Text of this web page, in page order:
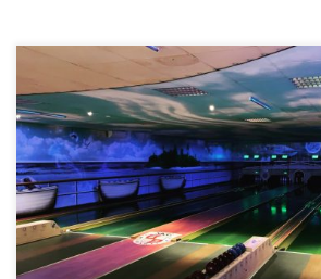
„Wenn die Sonne des Lebens untergeht,
Erinnerung.“ In tiefer Trauer nehmen wir
lieben Freundin Jutta Gültling Sie war
eine geschätzte Spielerin der
Gräfenhausen. Wir werden sie immer in
behalten. Jutta, wir werden Dich nie